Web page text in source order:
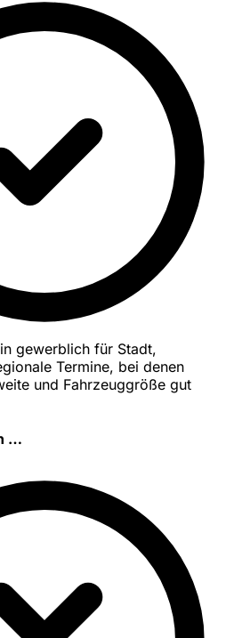
gewerblich für Stadt,
Termine, bei denen
und Fahrzeuggröße gut
…